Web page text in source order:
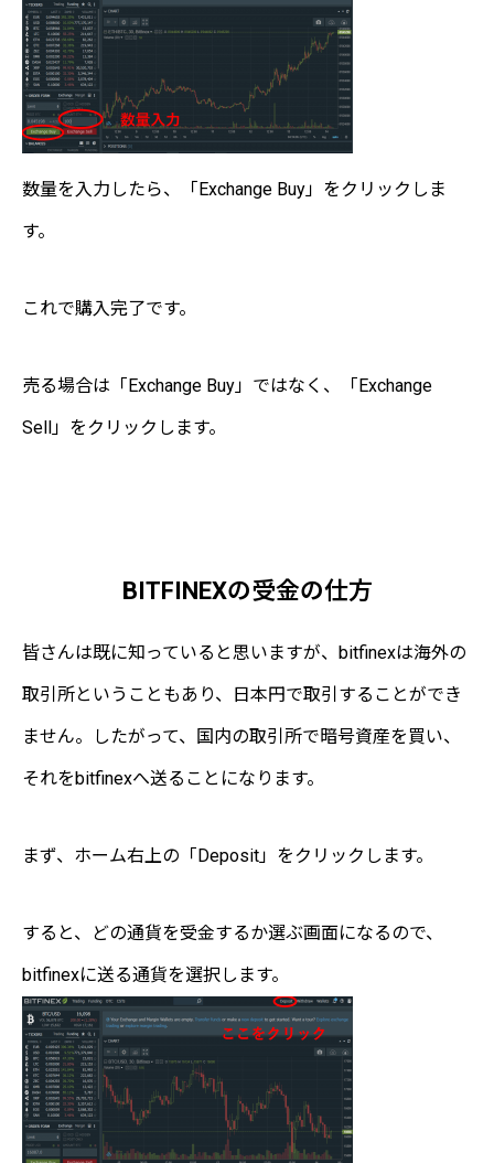
数量を入力したら、「Exchange Buy」をクリックしま
す。
これで購入完了です。
売る場合は「Exchange Buy」ではなく、「Exchange
Sell」をクリックします。
BITFINEXの受金の仕方
皆さんは既に知っていると思いますが、bitfinexは海外の
取引所ということもあり、日本円で取引することができ
ません。したがって、国内の取引所で暗号資産を買い、
それをbitfinexへ送ることになります。
まず、ホーム右上の「Deposit」をクリックします。
すると、どの通貨を受金するか選ぶ画面になるので、
bitfinexに送る通貨を選択します。